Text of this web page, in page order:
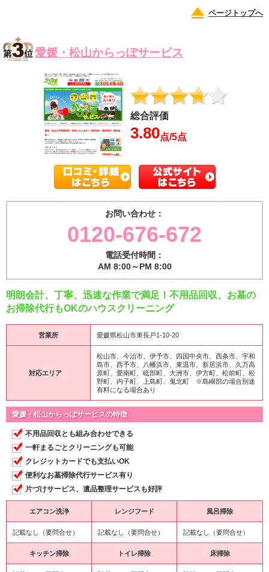
ページトップへ
愛媛・松山からっぽサービス
総合評価
3.80点/5点
お問い合わせ：
0120-676-672
電話受付時間：
AM 8:00～PM 8:00
明朗会計、丁寧、迅速な作業で満足！不用品回収、お墓の
お掃除代行もOKのハウスクリーニング
営業所 愛媛県松山市東長戸1-10-20
対応エリア
松山市、今治市、伊予市、四国中央市、西条市、宇和
島市、西予市、八幡浜市、東温市、新居浜市、久万高
原町、愛南町、砥部町、大洲市、伊方町、松前町、松
野町、内子町、上島町、鬼北町 ※島嶼部の場合別途
有料になる場合あり
愛媛・松山からっぽサービスの特徴
不用品回収とも組み合わせできる
一軒まるごとクリーニングも可能
クレジットカードでも支払いOK
便利なお墓掃除代行サービス有り
片づけサービス、遺品整理サービスも好評
エアコン洗浄 レンジフード 風呂掃除
記載なし（要問合せ） 記載なし（要問合せ） 記載なし（要問合せ）
キッチン掃除 トイレ掃除 床掃除